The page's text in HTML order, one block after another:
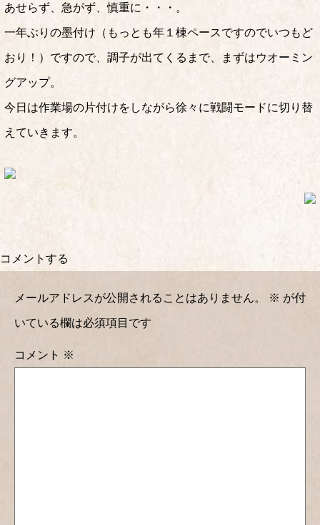
あせらず、急がず、慎重に・・・。
一年ぶりの墨付け（もっとも年１棟ペースですのでいつもど
おり！）ですので、調子が出てくるまで、まずはウオーミン
グアップ。
今日は作業場の片付けをしながら徐々に戦闘モードに切り替
えていきます。
コメントする
メールアドレスが公開されることはありません。 ※ が付
いている欄は必須項目です
コメント ※